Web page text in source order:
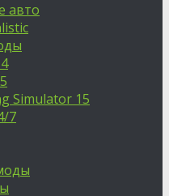
авто
Simulator 15
7